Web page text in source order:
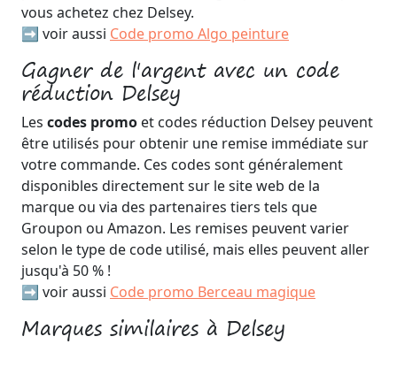
vous achetez chez Delsey.
➡️ voir aussi Code promo Algo peinture
Gagner de l'argent avec un code
réduction Delsey
Les codes promo et codes réduction Delsey peuvent
être utilisés pour obtenir une remise immédiate sur
votre commande. Ces codes sont généralement
disponibles directement sur le site web de la
marque ou via des partenaires tiers tels que
Groupon ou Amazon. Les remises peuvent varier
selon le type de code utilisé, mais elles peuvent aller
jusqu'à 50 % !
➡️ voir aussi Code promo Berceau magique
Marques similaires à Delsey